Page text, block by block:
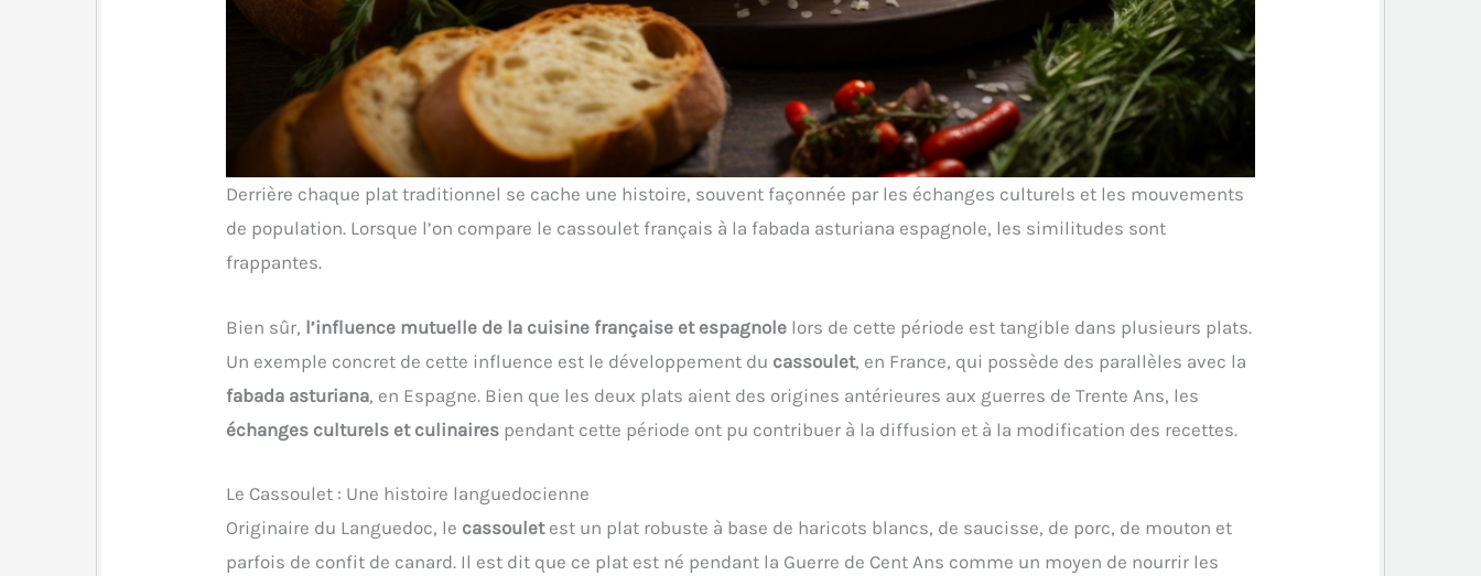
Derrière chaque plat traditionnel se cache une histoire, souvent façonnée par les échanges culturels et les mouvements
de population. Lorsque l’on compare le cassoulet français à la fabada asturiana espagnole, les similitudes sont
frappantes.
Bien sûr, l’influence mutuelle de la cuisine française et espagnole lors de cette période est tangible dans plusieurs plats.
Un exemple concret de cette influence est le développement du cassoulet, en France, qui possède des parallèles avec la
fabada asturiana, en Espagne. Bien que les deux plats aient des origines antérieures aux guerres de Trente Ans, les
échanges culturels et culinaires pendant cette période ont pu contribuer à la diffusion et à la modification des recettes.
Le Cassoulet : Une histoire languedocienne
Originaire du Languedoc, le cassouletest un plat robuste à base de haricots blancs, de saucisse, de porc, de mouton et
parfois de confit de canard. Il est dit que ce plat est né pendant la Guerre de Cent Ans comme un moyen de nourrir les